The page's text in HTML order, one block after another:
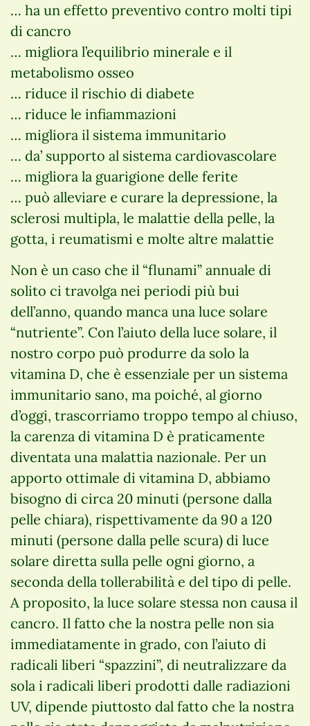
… ha un effetto preventivo contro molti tipi
di cancro
… migliora l’equilibrio minerale e il
metabolismo osseo
… riduce il rischio di diabete
… riduce le infiammazioni
… migliora il sistema immunitario
… da’ supporto al sistema cardiovascolare
… migliora la guarigione delle ferite
… può alleviare e curare la depressione, la
sclerosi multipla, le malattie della pelle, la
gotta, i reumatismi e molte altre malattie
Non è un caso che il “flunami” annuale di
solito ci travolga nei periodi più bui
dell’anno, quando manca una luce solare
“nutriente”. Con l’aiuto della luce solare, il
nostro corpo può produrre da solo la
vitamina D, che è essenziale per un sistema
immunitario sano, ma poiché, al giorno
d’oggi, trascorriamo troppo tempo al chiuso,
la carenza di vitamina D è praticamente
diventata una malattia nazionale. Per un
apporto ottimale di vitamina D, abbiamo
bisogno di circa 20 minuti (persone dalla
pelle chiara), rispettivamente da 90 a 120
minuti (persone dalla pelle scura) di luce
solare diretta sulla pelle ogni giorno, a
seconda della tollerabilità e del tipo di pelle.
A proposito, la luce solare stessa non causa il
cancro. Il fatto che la nostra pelle non sia
immediatamente in grado, con l’aiuto di
radicali liberi “spazzini”, di neutralizzare da
sola i radicali liberi prodotti dalle radiazioni
UV, dipende piuttosto dal fatto che la nostra